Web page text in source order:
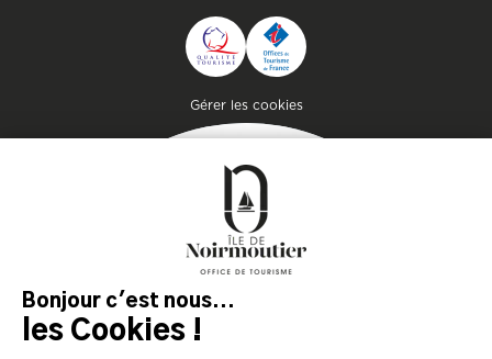
Gérer les cookies
Getaway
Plan your stay on the
island of genuine
experiences!
DOWNLOAD
DOWNLOAD
CONTACT THE TOURIST
OFFICE